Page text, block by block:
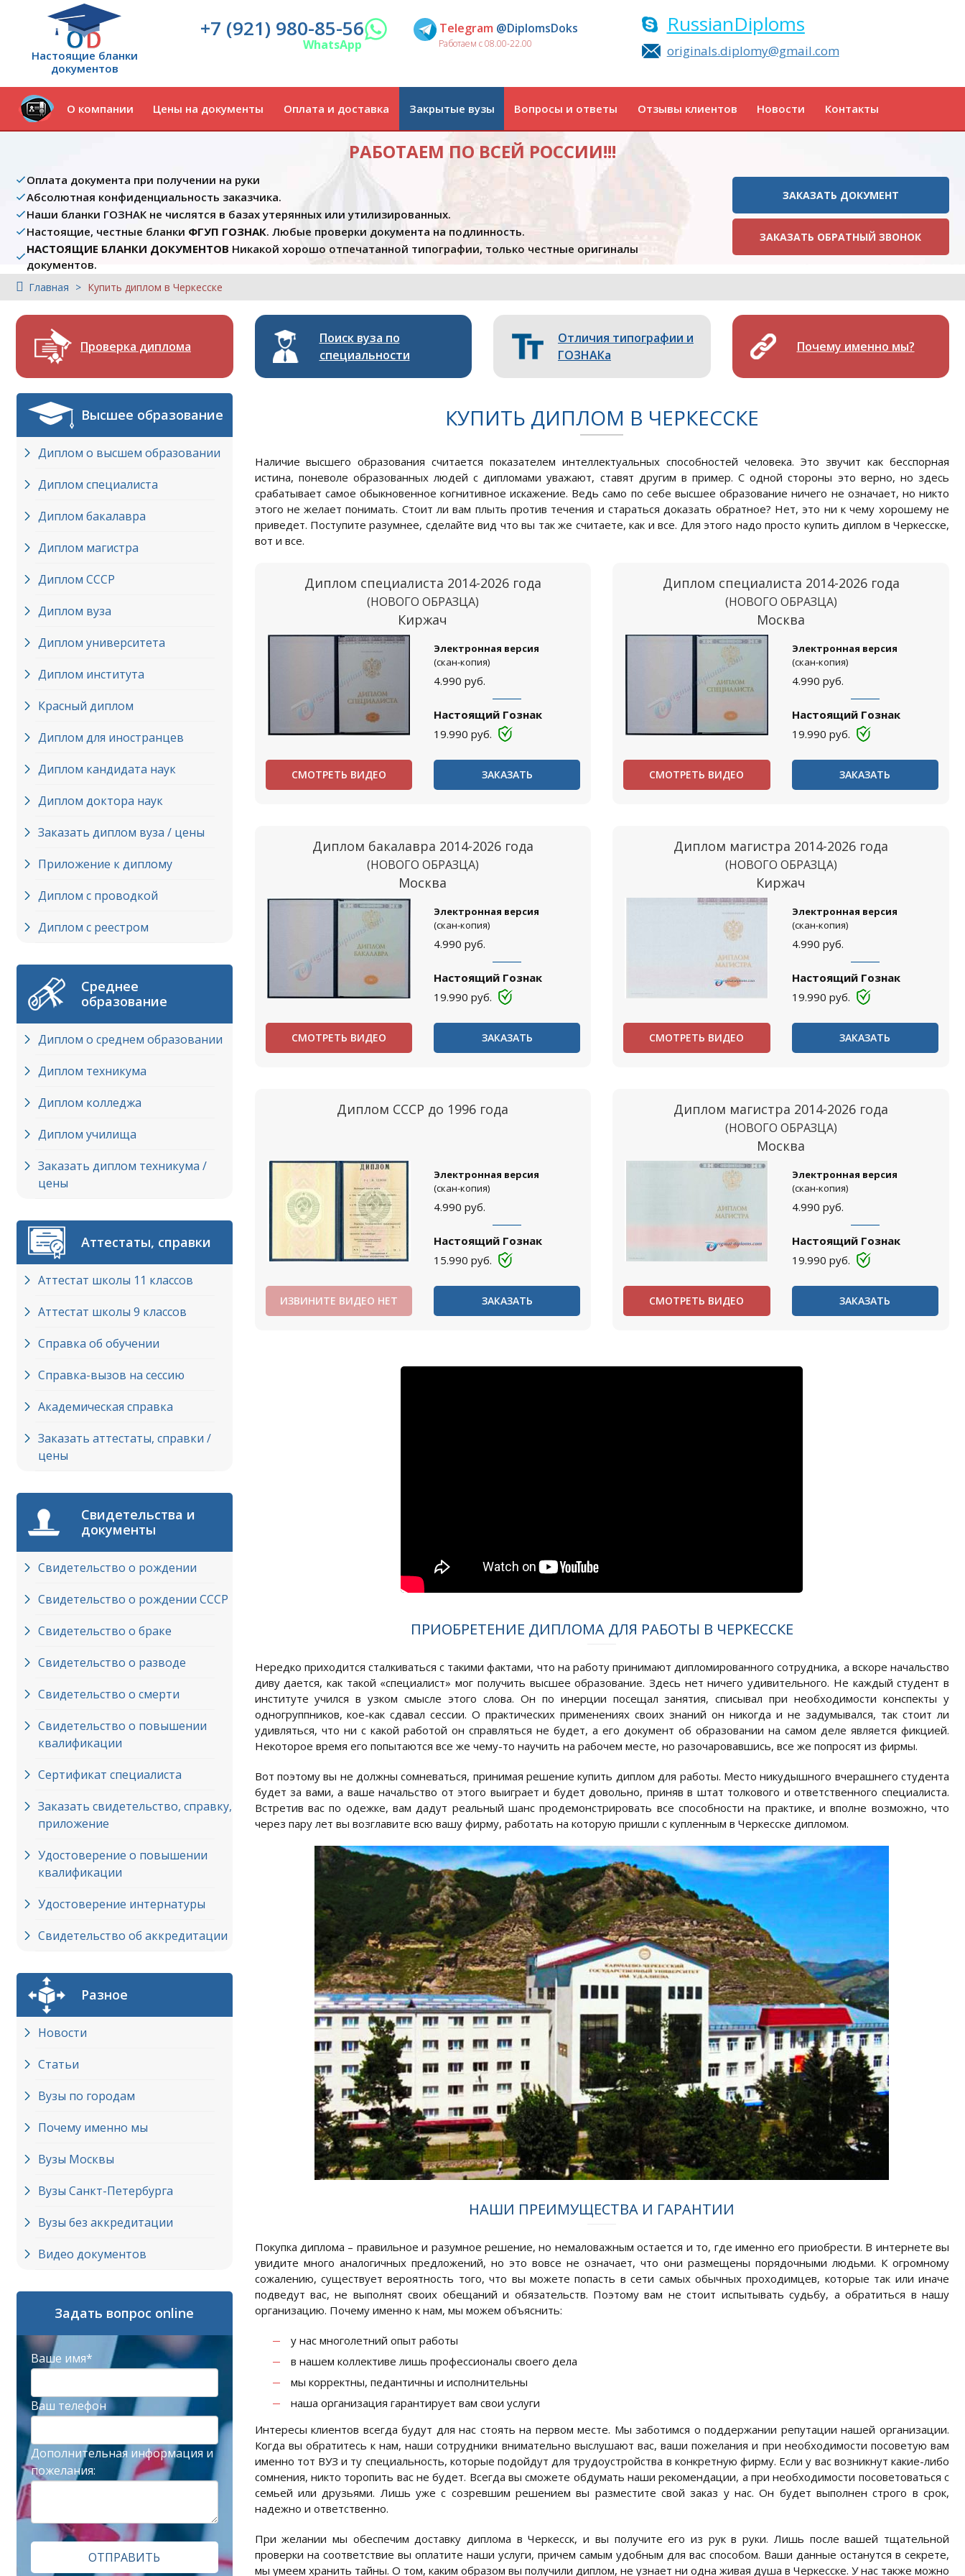
Настоящие бланки
документов
+7 (921) 980-85-56
WhatsApp
Telegram @DiplomsDoks
Работаем с 08.00-22.00
RussianDiploms
originals.diplomy@gmail.com
О компании Цены на документы Оплата и доставка Закрытые вузы Вопросы и ответы Отзывы клиентов Новости Контакты
РАБОТАЕМ ПО ВСЕЙ РОССИИ!!!
Оплата документа при получении на руки
Абсолютная конфиденциальность заказчика.
Наши бланки ГОЗНАК не числятся в базах утерянных или утилизированных.
Настоящие, честные бланки ФГУП ГОЗНАК. Любые проверки документа на подлинность.
НАСТОЯЩИЕ БЛАНКИ ДОКУМЕНТОВ Никакой хорошо отпечатанной типографии, только честные оригиналы
документов.
ЗАКАЗАТЬ ДОКУМЕНТ
ЗАКАЗАТЬ ОБРАТНЫЙ ЗВОНОК
Главная Купить диплом в Черкесске
Проверка диплома
Поиск вуза по
специальности
Отличия типографии и
ГОЗНАКа
Почему именно мы?
Высшее образование
Диплом о высшем образовании
Диплом специалиста
Диплом бакалавра
Диплом магистра
Диплом СССР
Диплом вуза
Диплом университета
Диплом института
Красный диплом
Диплом для иностранцев
Диплом кандидата наук
Диплом доктора наук
Заказать диплом вуза / цены
Приложение к диплому
Диплом с проводкой
Диплом с реестром
Среднее
образование
Диплом о среднем образовании
Диплом техникума
Диплом колледжа
Диплом училища
Заказать диплом техникума /
цены
Аттестаты, справки
Аттестат школы 11 классов
Аттестат школы 9 классов
Справка об обучении
Справка-вызов на сессию
Академическая справка
Заказать аттестаты, справки /
цены
Свидетельства и
документы
Свидетельство о рождении
Свидетельство о рождении СССР
Свидетельство о браке
Свидетельство о разводе
Свидетельство о смерти
Свидетельство о повышении
квалификации
Сертификат специалиста
Заказать свидетельство, справку,
приложение
Удостоверение о повышении
квалификации
Удостоверение интернатуры
Свидетельство об аккредитации
Разное
Новости
Статьи
Вузы по городам
Почему именно мы
Вузы Москвы
Вузы Cанкт-Петербурга
Вузы без аккредитации
Видео документов
Задать вопрос online
Ваше имя*
Ваш телефон
Дополнительная информация и
пожелания:
ОТПРАВИТЬ
КУПИТЬ ДИПЛОМ В ЧЕРКЕССКЕ
Наличие высшего образования считается показателем интеллектуальных способностей человека. Это звучит как бесспорная
истина, поневоле образованных людей с дипломами уважают, ставят другим в пример. С одной стороны это верно, но здесь
срабатывает самое обыкновенное когнитивное искажение. Ведь само по себе высшее образование ничего не означает, но никто
этого не желает понимать. Стоит ли вам плыть против течения и стараться доказать обратное? Нет, это ни к чему хорошему не
приведет. Поступите разумнее, сделайте вид что вы так же считаете, как и все. Для этого надо просто купить диплом в Черкесске,
вот и все.
Диплом специалиста 2014-2026 года
(НОВОГО ОБРАЗЦА)
Киржач
Электронная версия
(скан-копия)
4.990 руб.
Настоящий Гознак
19.990 руб.
СМОТРЕТЬ ВИДЕО ЗАКАЗАТЬ
Диплом специалиста 2014-2026 года
(НОВОГО ОБРАЗЦА)
Москва
Электронная версия
(скан-копия)
4.990 руб.
Настоящий Гознак
19.990 руб.
СМОТРЕТЬ ВИДЕО ЗАКАЗАТЬ
Диплом бакалавра 2014-2026 года
(НОВОГО ОБРАЗЦА)
Москва
Электронная версия
(скан-копия)
4.990 руб.
Настоящий Гознак
19.990 руб.
СМОТРЕТЬ ВИДЕО ЗАКАЗАТЬ
Диплом магистра 2014-2026 года
(НОВОГО ОБРАЗЦА)
Киржач
Электронная версия
(скан-копия)
4.990 руб.
Настоящий Гознак
19.990 руб.
СМОТРЕТЬ ВИДЕО ЗАКАЗАТЬ
Диплом СССР до 1996 года
Электронная версия
(скан-копия)
4.990 руб.
Настоящий Гознак
15.990 руб.
ИЗВИНИТЕ ВИДЕО НЕТ ЗАКАЗАТЬ
Диплом магистра 2014-2026 года
(НОВОГО ОБРАЗЦА)
Москва
Электронная версия
(скан-копия)
4.990 руб.
Настоящий Гознак
19.990 руб.
СМОТРЕТЬ ВИДЕО ЗАКАЗАТЬ
ПРИОБРЕТЕНИЕ ДИПЛОМА ДЛЯ РАБОТЫ В ЧЕРКЕССКЕ
Нередко приходится сталкиваться с такими фактами, что на работу принимают дипломированного сотрудника, а вскоре начальство
диву дается, как такой «специалист» мог получить высшее образование. Здесь нет ничего удивительного. Не каждый студент в
институте учился в узком смысле этого слова. Он по инерции посещал занятия, списывал при необходимости конспекты у
одногруппников, кое-как сдавал сессии. О практических применениях своих знаний он никогда и не задумывался, так стоит ли
удивляться, что ни с какой работой он справляться не будет, а его документ об образовании на самом деле является фикцией.
Некоторое время его попытаются все же чему-то научить на рабочем месте, но разочаровавшись, все же попросят из фирмы.
Вот поэтому вы не должны сомневаться, принимая решение купить диплом для работы. Место никудышного вчерашнего студента
будет за вами, а ваше начальство от этого выиграет и будет довольно, приняв в штат толкового и ответственного специалиста.
Встретив вас по одежке, вам дадут реальный шанс продемонстрировать все способности на практике, и вполне возможно, что
через пару лет вы возглавите всю вашу фирму, работать на которую пришли с купленным в Черкесске дипломом.
НАШИ ПРЕИМУЩЕСТВА И ГАРАНТИИ
Покупка диплома – правильное и разумное решение, но немаловажным остается и то, где именно его приобрести. В интернете вы
увидите много аналогичных предложений, но это вовсе не означает, что они размещены порядочными людьми. К огромному
сожалению, существует вероятность того, что вы можете попасть в сети самых обычных проходимцев, которые так или иначе
подведут вас, не выполнят своих обещаний и обязательств. Поэтому вам не стоит испытывать судьбу, а обратиться в нашу
организацию. Почему именно к нам, мы можем объяснить:
у нас многолетний опыт работы
в нашем коллективе лишь профессионалы своего дела
мы корректны, педантичны и исполнительны
наша организация гарантирует вам свои услуги
Интересы клиентов всегда будут для нас стоять на первом месте. Мы заботимся о поддержании репутации нашей организации.
Когда вы обратитесь к нам, наши сотрудники внимательно выслушают вас, ваши пожелания и при необходимости посоветую вам
именно тот ВУЗ и ту специальность, которые подойдут для трудоустройства в конкретную фирму. Если у вас возникнут какие-либо
сомнения, никто торопить вас не будет. Всегда вы сможете обдумать наши рекомендации, а при необходимости посоветоваться с
семьей или друзьями. Лишь уже с созревшим решением вы разместите свой заказ у нас. Он будет выполнен строго в срок,
надежно и ответственно.
При желании мы обеспечим доставку диплома в Черкесск, и вы получите его из рук в руки. Лишь после вашей тщательной
проверки на соответствие вы оплатите наши услуги, причем самым удобным для вас способом. Ваши данные останутся в секрете,
мы умеем хранить тайны. О том, каким образом вы получили диплом, не узнает ни одна живая душа в Черкесске. У нас также можно